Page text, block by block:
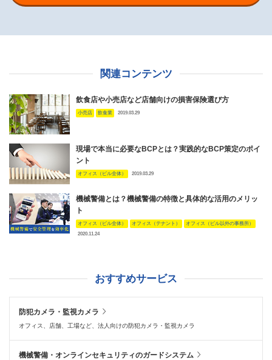
関連コンテンツ
飲食店や小売店など店舗向けの損害保険選び方
小売店 飲食業 2019.03.29
現場で本当に必要なBCPとは？実践的なBCP策定のポイ
ント
オフィス（ビル全体） 2019.03.29
機械警備とは？機械警備の特徴と具体的な活用のメリッ
ト
オフィス（ビル全体） オフィス（テナント）
オフィス（ビル以外の事務所）
2020.11.24
おすすめサービス
防犯カメラ・監視カメラ
オフィス、店舗、工場など、法人向けの防犯カメラ・監視カメラ
機械警備・オンラインセキュリティのガードシステム